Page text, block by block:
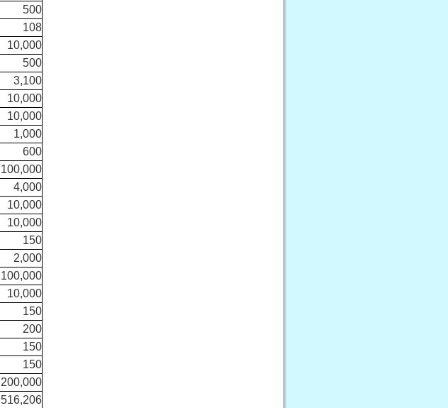
500
108
10,000
500
3,100
10,000
10,000
1,000
600
100,000
4,000
10,000
10,000
150
2,000
100,000
10,000
150
200
150
150
200,000
516,206